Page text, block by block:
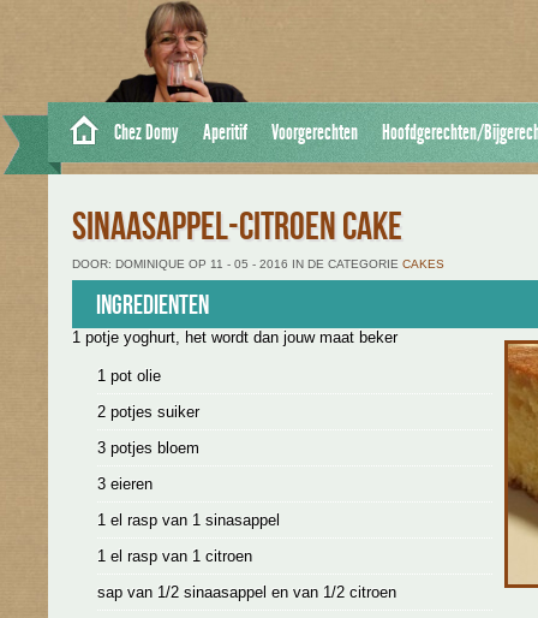
Chez Domy Aperitif Voorgerechten Hoofdgerechten/
SINAASAPPEL-CITROEN CAKE
DOOR: DOMINIQUE OP 11 - 05 - 2016 IN DE CATEGORIE CAKES
Ingredienten
1 potje yoghurt, het wordt dan jouw maat beker
1 pot olie
2 potjes suiker
3 potjes bloem
3 eieren
1 el rasp van 1 sinasappel
1 el rasp van 1 citroen
sap van 1/2 sinaasappel en van 1/2 citroen